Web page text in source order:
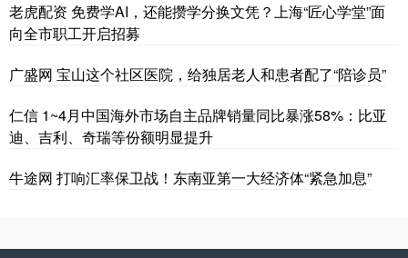
老虎配资 免费学AI，还能攒学分换文凭？上海“匠心学堂”面
向全市职工开启招募
广盛网 宝山这个社区医院，给独居老人和患者配了“陪诊员”
仁信 1~4月中国海外市场自主品牌销量同比暴涨58%：比亚
迪、吉利、奇瑞等份额明显提升
牛途网 打响汇率保卫战！东南亚第一大经济体“紧急加息”